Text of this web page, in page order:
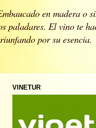
en madera o
paladares. El vino te
por su esencia.
VINETUR